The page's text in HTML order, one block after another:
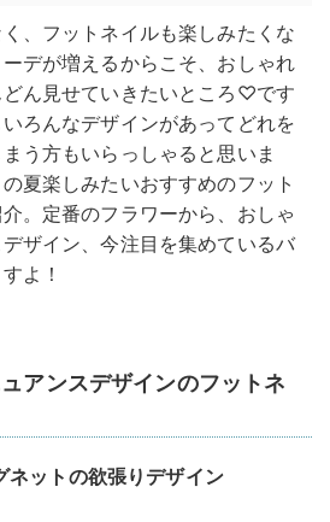
、フットネイルも楽しみたくな
デが増えるからこそ、おしゃれ
ん見せていきたいところ♡です
ろんなデザインがあってどれを
う方もいらっしゃると思いま
夏楽しみたいおすすめのフット
。定番のフラワーから、おしゃ
ザイン、今注目を集めているバ
よ！
アンスデザインのフットネ
ットの欲張りデザイン